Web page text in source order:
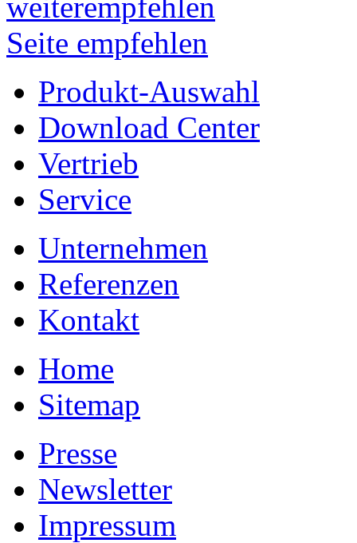
Seite empfehlen
Produkt-Auswahl
Download Center
Vertrieb
Service
Unternehmen
Referenzen
Kontakt
Home
Sitemap
Presse
Newsletter
Impressum